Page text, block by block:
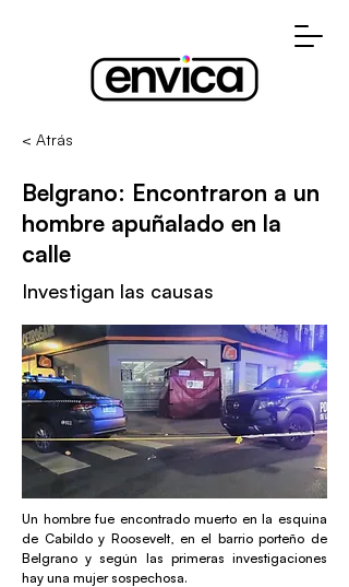
< Atrás
Belgrano: Encontraron a un
hombre apuñalado en la
calle
Investigan las causas
Un hombre fue encontrado muerto en la esquina
de Cabildo y Roosevelt, en el barrio porteño de
Belgrano y según las primeras investigaciones
hay una mujer sospechosa.